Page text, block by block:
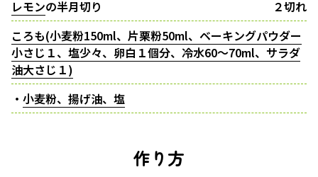
レモンの半月切り
２切れ
ころも(小麦粉150ml、片栗粉50ml、ベーキングパウダー
小さじ１、塩少々、卵白１個分、冷水60〜70ml、サラダ
油大さじ１)
・ 小麦粉、揚げ油、塩
作り方